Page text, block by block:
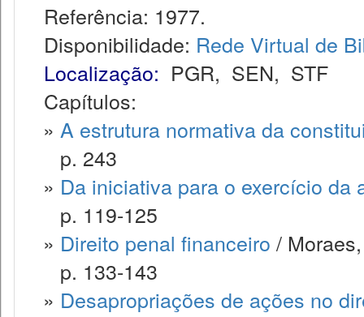
Referência: 1977.
Disponibilidade: Rede Virtual de
Localização: PGR, SEN, STF
Capítulos:
» A estrutura normativa da
p. 243
» Da iniciativa para o exercício da
p. 119-125
» Direito penal financeiro /
p. 133-143
» Desapropriações de ações no